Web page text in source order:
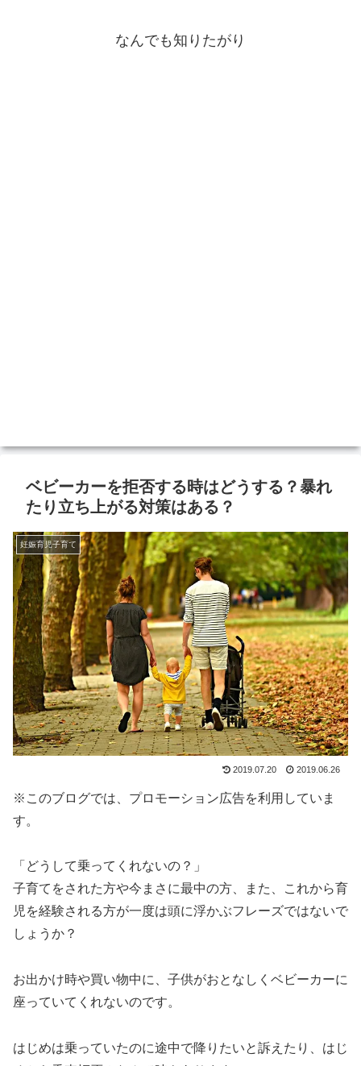
なんでも知りたがり
ベビーカーを拒否する時はどうする？暴れ
たり立ち上がる対策はある？
妊娠育児子育て
2019.07.20 2019.06.26
※このブログでは、プロモーション広告を利用していま
す。
「どうして乗ってくれないの？」
子育てをされた方や今まさに最中の方、また、これから育
児を経験される方が一度は頭に浮かぶフレーズではないで
しょうか？
お出かけ時や買い物中に、子供がおとなしくベビーカーに
座っていてくれないのです。
はじめは乗っていたのに途中で降りたいと訴えたり、はじ